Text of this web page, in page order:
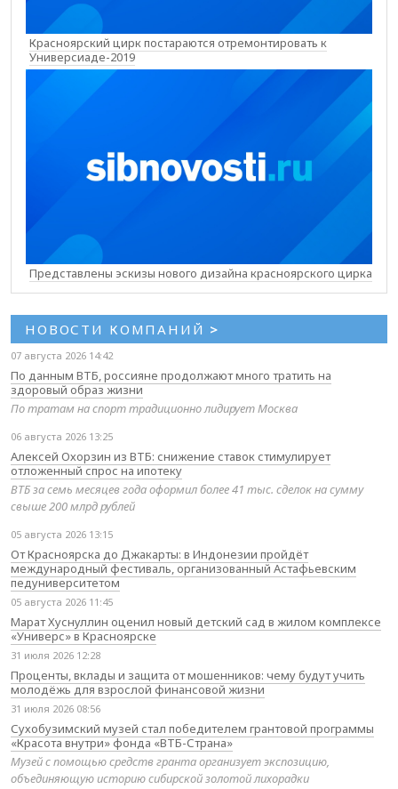
Красноярский цирк постараются отремонтировать к
Универсиаде-2019
Представлены эскизы нового дизайна красноярского цирка
НОВОСТИ КОМПАНИЙ >
07 августа 2026 14:42
По данным ВТБ, россияне продолжают много тратить на
здоровый образ жизни
По тратам на спорт традиционно лидирует Москва
06 августа 2026 13:25
Алексей Охорзин из ВТБ: снижение ставок стимулирует
отложенный спрос на ипотеку
ВТБ за семь месяцев года оформил более 41 тыс. сделок на сумму
свыше 200 млрд рублей
05 августа 2026 13:15
От Красноярска до Джакарты: в Индонезии пройдёт
международный фестиваль, организованный Астафьевским
педуниверситетом
05 августа 2026 11:45
Марат Хуснуллин оценил новый детский сад в жилом комплексе
«Универс» в Красноярске
31 июля 2026 12:28
Проценты, вклады и защита от мошенников: чему будут учить
молодёжь для взрослой финансовой жизни
31 июля 2026 08:56
Сухобузимский музей стал победителем грантовой программы
«Красота внутри» фонда «ВТБ-Страна»
Музей с помощью средств гранта организует экспозицию,
объединяющую историю сибирской золотой лихорадки